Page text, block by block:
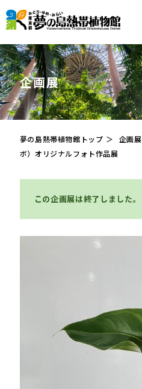
企画展
夢の島熱帯植物館トップ 企画展
ボ）オリジナルフォト作品展
この企画展は終了しました。